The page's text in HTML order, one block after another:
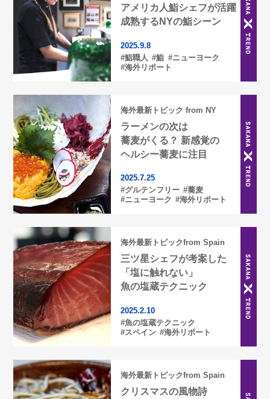
アメリカ人鮨シェフが活躍
成熟するNYの鮨シーン
2025.9.8
#鮨職人 #鮨 #ニューヨーク
#海外リポート
海外最新トピック from NY
ラーメンの次は
蕎麦がくる？ 新感覚の
ヘルシー蕎麦に注目
2025.7.25
#グルテンフリー #蕎麦
#ニューヨーク #海外リポート
海外最新トピックfrom Spain
三ツ星シェフが考案した
「塩に触れない」
魚の塩蔵テクニック
2025.2.10
#魚の塩蔵テクニック
#スペイン #海外リポート
海外最新トピックfrom Spain
クリスマスの風物詩